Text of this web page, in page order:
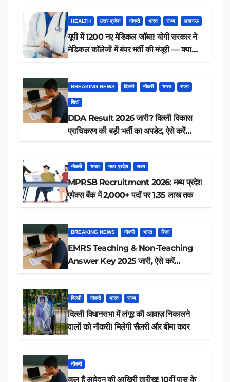
HEALTH उत्तर प्रदेश नौकरी भारत राज्य लखनऊ
यूपी में 1200 नए मेडिकल जॉब्स! योगी सरकार ने
मेडिकल कॉलेजों में बंपर भर्ती की मंजूरी — क्या
BREAKING NEWS दिल्ली नौकरी भारत राज्य
शिक्षा
DDA Result 2026 जारी? दिल्ली विकास
प्राधिकरण की बड़ी भर्ती का अपडेट, ऐसे करें
नौकरी भारत मध्य प्रदेश राज्य
MPRSB Recruitment 2026: मध्य प्रदेश
एपेक्स बैंक में 2,000+ पदों पर 1.35 लाख तक
BREAKING NEWS नौकरी भारत शिक्षा
EMRS Teaching & Non-Teaching
Answer Key 2025 जारी, ऐसे करें
दिल्ली नौकरी भारत राज्य
दिल्ली विधानसभा में लंगूर की आवाज़ निकालने
वालों को नौकरी! मिलेगी सैलरी और बीमा कवर
नौकरी
कल है आवेदन की आखिरी तारीख! 10वीं पास के